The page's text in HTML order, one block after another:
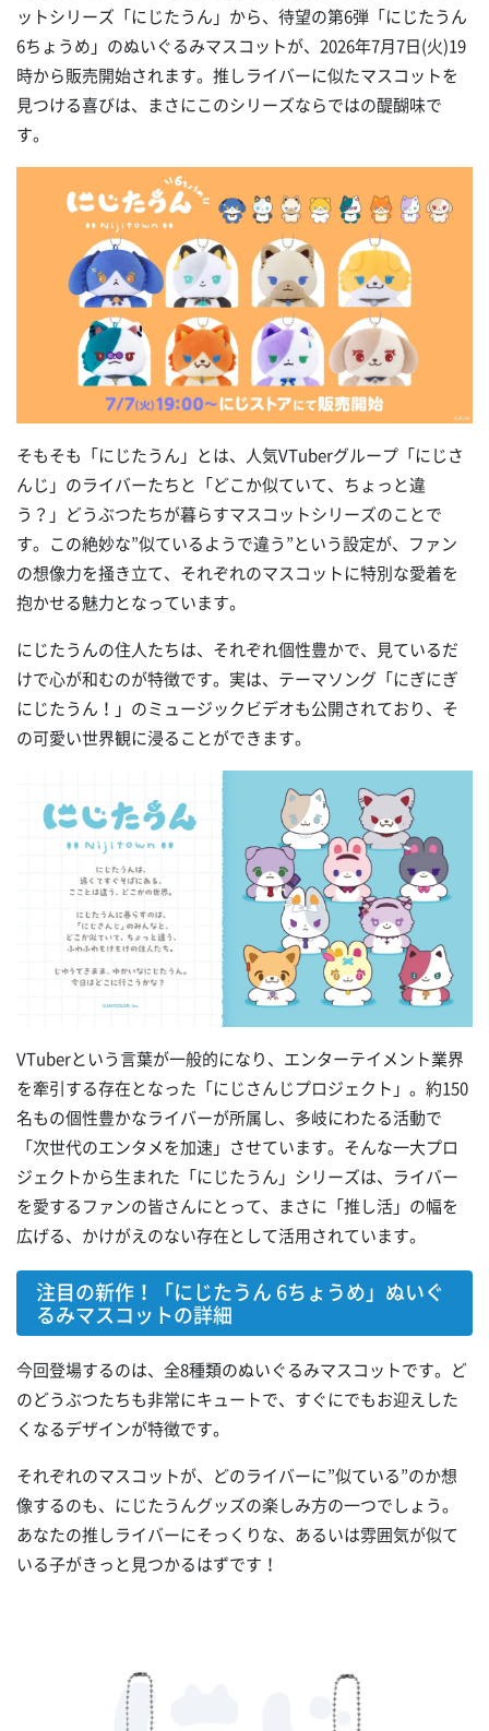
ットシリーズ「にじたうん」から、待望の第6弾「にじたうん
6ちょうめ」のぬいぐるみマスコットが、2026年7月7日(火)19
時から販売開始されます。推しライバーに似たマスコットを
見つける喜びは、まさにこのシリーズならではの醍醐味で
す。
そもそも「にじたうん」とは、人気VTuberグループ「にじさ
んじ」のライバーたちと「どこか似ていて、ちょっと違
う？」どうぶつたちが暮らすマスコットシリーズのことで
す。この絶妙な”似ているようで違う”という設定が、ファン
の想像力を掻き立て、それぞれのマスコットに特別な愛着を
抱かせる魅力となっています。
にじたうんの住人たちは、それぞれ個性豊かで、見ているだ
けで心が和むのが特徴です。実は、テーマソング「にぎにぎ
にじたうん！」のミュージックビデオも公開されており、そ
の可愛い世界観に浸ることができます。
VTuberという言葉が一般的になり、エンターテイメント業界
を牽引する存在となった「にじさんじプロジェクト」。約150
名もの個性豊かなライバーが所属し、多岐にわたる活動で
「次世代のエンタメを加速」させています。そんな一大プロ
ジェクトから生まれた「にじたうん」シリーズは、ライバー
を愛するファンの皆さんにとって、まさに「推し活」の幅を
広げる、かけがえのない存在として活用されています。
注目の新作！「にじたうん 6ちょうめ」ぬいぐ
るみマスコットの詳細
今回登場するのは、全8種類のぬいぐるみマスコットです。ど
のどうぶつたちも非常にキュートで、すぐにでもお迎えした
くなるデザインが特徴です。
それぞれのマスコットが、どのライバーに”似ている”のか想
像するのも、にじたうんグッズの楽しみ方の一つでしょう。
あなたの推しライバーにそっくりな、あるいは雰囲気が似て
いる子がきっと見つかるはずです！